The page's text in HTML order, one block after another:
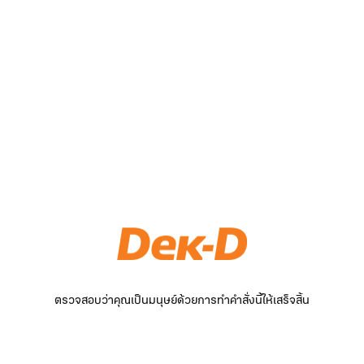
ตรวจสอบว่าคุณเป็นมนุษย์ด้วยการทำคำสั่งนี้ให้เสร็จสิ้น